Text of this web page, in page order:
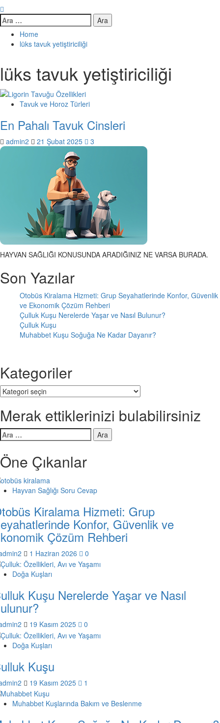
Arama:
Home
lüks tavuk yetiştiriciliği
lüks tavuk yetiştiriciliği
Tavuk ve Horoz Türleri
En Pahalı Tavuk Cinsleri
admin2 21 Şubat 2025 3
HAYVAN SAĞLIĞI KONUSUNDA ARADIĞINIZ NE VARSA BURADA.
Son Yazılar
Otobüs Kiralama Hizmeti: Grup Seyahatlerinde Konfor, Güvenlik
ve Ekonomik Çözüm Rehberi
Çulluk Kuşu Nerelerde Yaşar ve Nasıl Bulunur?
Çulluk Kuşu
Muhabbet Kuşu Soğuğa Ne Kadar Dayanır?
Kategoriler
Kategoriler
Merak ettiklerinizi bulabilirsiniz
Arama:
Öne Çıkanlar
Hayvan Sağlığı Soru Cevap
Kiralama Hizmeti: Grup
Konfor, Güvenlik ve
Çözüm Rehberi
1 Haziran 2026 0
Doğa Kuşları
Kuşu Nerelerde Yaşar ve Nasıl
19 Kasım 2025 0
Doğa Kuşları
Kuşu
19 Kasım 2025 1
Muhabbet Kuşlarında Bakım ve Beslenme